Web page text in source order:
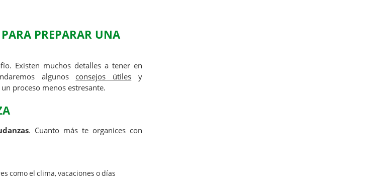
PREPARAR UNA
Existen muchos detalles a tener en
algunos consejos útiles y
proceso menos estresante.
. Cuanto más te organices con
como el clima, vacaciones o días